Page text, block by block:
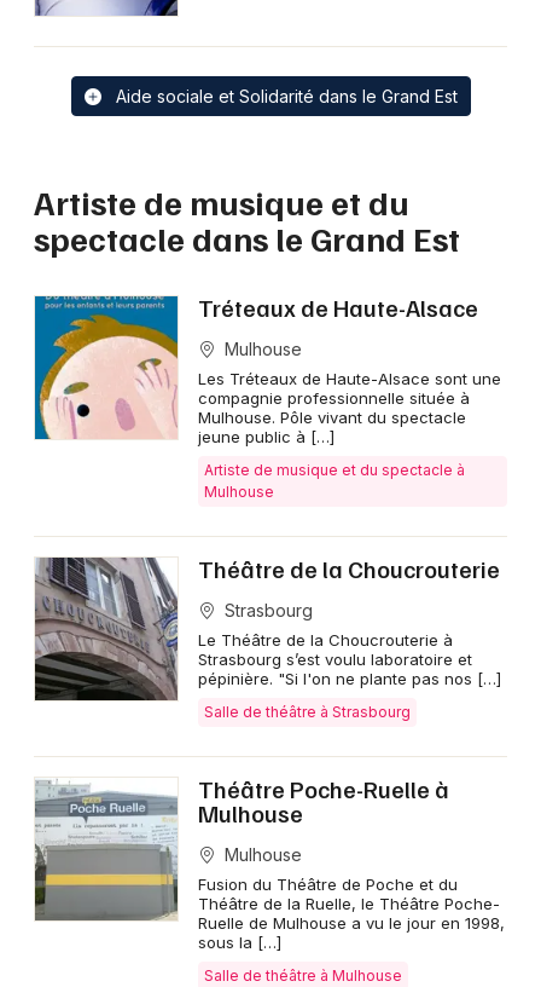
Aide sociale et Solidarité dans le Grand Est
Artiste de musique et du
spectacle dans le Grand Est
Tréteaux de Haute-Alsace
Mulhouse
Les Tréteaux de Haute-Alsace sont une
compagnie professionnelle située à
Mulhouse. Pôle vivant du spectacle
jeune public à […]
Artiste de musique et du spectacle à
Mulhouse
Théâtre de la Choucrouterie
Strasbourg
Le Théâtre de la Choucrouterie à
Strasbourg s’est voulu laboratoire et
pépinière. "Si l'on ne plante pas nos […]
Salle de théâtre à Strasbourg
Théâtre Poche-Ruelle à
Mulhouse
Mulhouse
Fusion du Théâtre de Poche et du
Théâtre de la Ruelle, le Théâtre Poche-
Ruelle de Mulhouse a vu le jour en 1998,
sous la […]
Salle de théâtre à Mulhouse